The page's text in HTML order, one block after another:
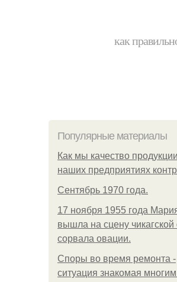
как
Популярные материалы
Как мы качество
наших предприятиях
Сентябрь 1970 года.
17 ноября 1955 года
вышла на сцену
сорвала овации.
Споры во время ремонта -
ситуация знакомая